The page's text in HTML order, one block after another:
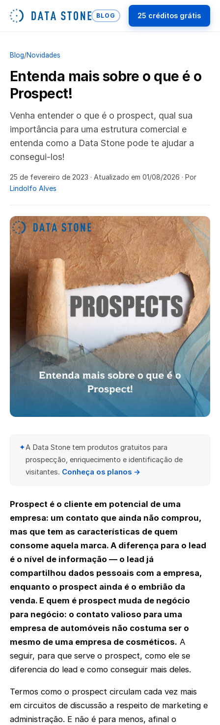
BLOG 25 créditos grátis
Blog/Novidades
Entenda mais sobre o que é o
Prospect!
Venha entender o que é o prospect, qual sua
importância para uma estrutura comercial e
entenda como a Data Stone pode te ajudar a
consegui-los!
25 de fevereiro de 2023 · Atualizado em 01/08/2026 · Por
Lindolfo Alves
✦A Data Stone tem produtos gratuitos para
prospecção, enriquecimento e identificação de
visitantes. Conheça os planos →
Prospect é o cliente em potencial de uma
empresa: um contato que ainda não comprou,
mas que tem as características de quem
consome aquela marca. A diferença para o lead
é o nível de informação — o lead já
compartilhou dados pessoais com a empresa,
enquanto o prospect ainda é o embrião da
venda. E quem é prospect muda de negócio
para negócio: o contato valioso para uma
empresa de automóveis não costuma ser o
mesmo de uma empresa de cosméticos. A
seguir, para que serve o prospect, como ele se
diferencia do lead e como conseguir mais deles.
Termos como o prospect circulam cada vez mais
em circuitos de discussão a respeito de marketing e
administração. E não é para menos, afinal o